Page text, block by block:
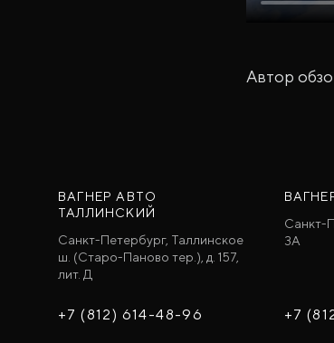
Автор
ВАГНЕР АВТО
ТАЛЛИНСКИЙ
Санкт-Петербург, Таллинское
ш. (Старо-Паново тер.), д. 157,
лит. Д
+7 (812) 614-48-96
Санкт-
3A
+7